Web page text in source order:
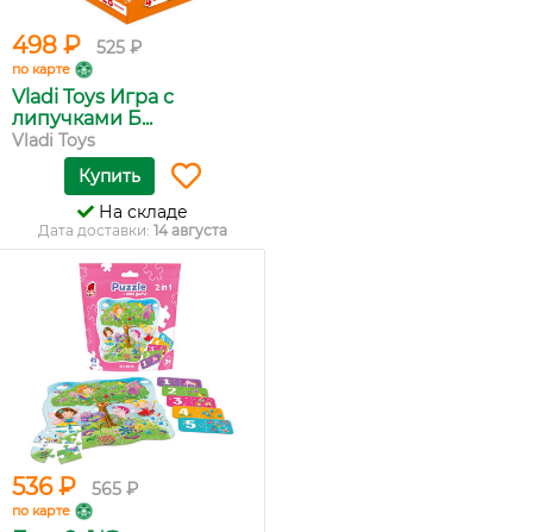
498 ₽ 525 ₽
по карте
Vladi Toys Игра с
липучками Б...
Vladi Toys
Купить
На складе
Дата доставки: 14 августа
536 ₽ 565 ₽
по карте